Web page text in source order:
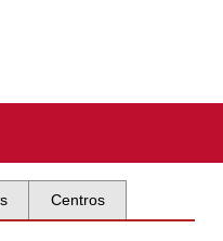
Centros